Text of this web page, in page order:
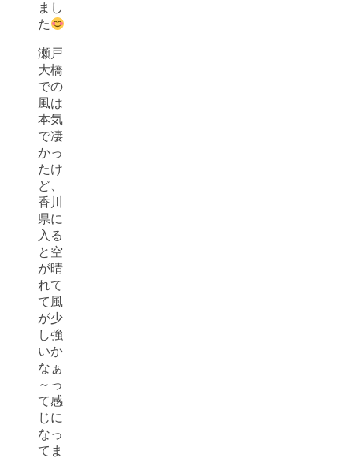
まし
た
瀬戸
大橋
での
風は
本気
で凄
かっ
たけ
ど、
香川
県に
入る
と空
が晴
れて
て風
が少
し強
いか
なぁ
～っ
て感
じに
なっ
てま